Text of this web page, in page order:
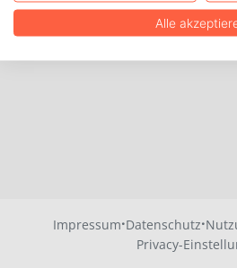
Impressum·Datenschutz·
Privacy-
Alle